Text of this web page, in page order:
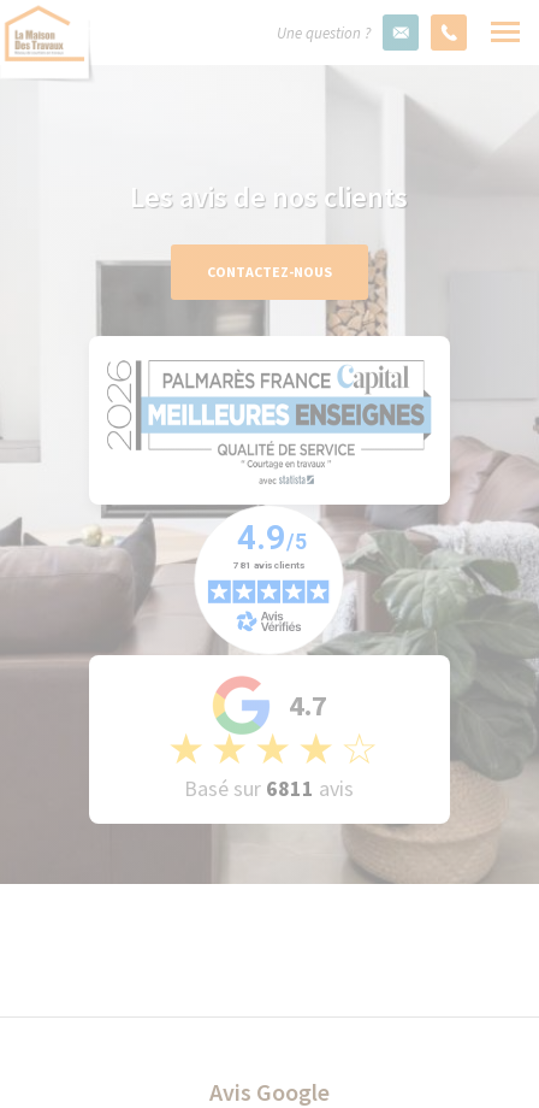
Une question ?
Les avis de nos clients
CONTACTEZ-NOUS
4.7
★ ★★ ★ ☆
Basé sur 6811 avis
Avis Google